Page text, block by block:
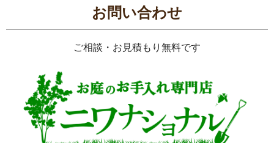
お問い合わせ
ご相談・お見積もり無料です